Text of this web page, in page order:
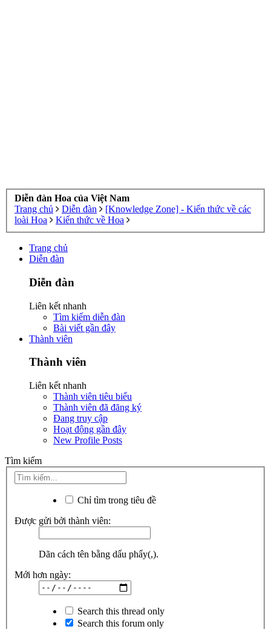
Diễn đàn Hoa của Việt Nam
Trang chủ
Diễn đàn
[Knowledge Zone] - Kiến thức về các
loài Hoa
Kiến thức về Hoa
Trang chủ
Diễn đàn
Diễn đàn
Liên kết nhanh
Tìm kiếm diễn đàn
Bài viết gần đây
Thành viên
Thành viên
Liên kết nhanh
Thành viên tiêu biểu
Thành viên đã đăng ký
Đang truy cập
Hoạt động gần đây
New Profile Posts
Tìm kiếm
Chỉ tìm trong tiêu đề
Được gửi bởi thành viên:
Dãn cách tên bằng dấu phẩy(,).
Mới hơn ngày:
Search this thread only
Search this forum only